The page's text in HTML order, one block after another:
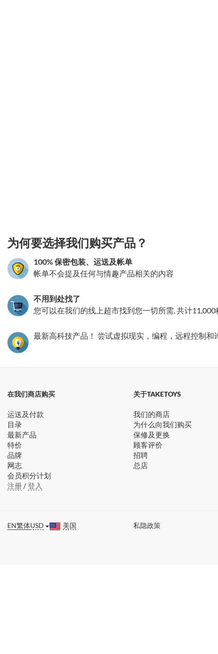
为何要选择我们购买产品？
100% 保密包装、运送及帐单
帐单不会提及任何与情趣产品相关的内容
不用到处找了
您可以在我们的线上超市找到您一切所需, 共计11,000
最新高科技产品！ 尝试虚拟现实，编程，远程控制
在我们商店购买
运送及付款
目录
最新产品
特价
品牌
网志
会员积分计划
注册/登入
关于TAKETOYS
我们的商店
为什么向我们购买
保修及更换
顾客评价
招聘
总店
EN繁体USD 美国 私隐政策